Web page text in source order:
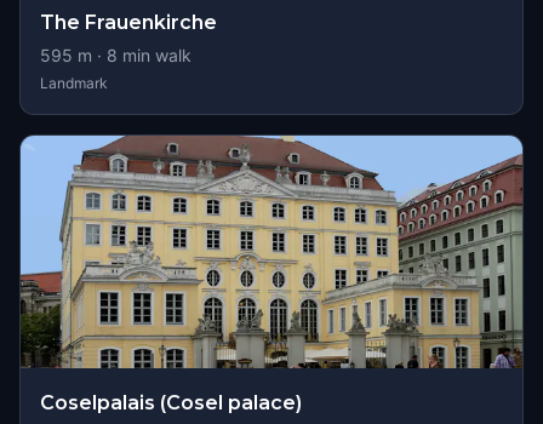
The Frauenkirche
595 m · 8 min walk
Landmark
Coselpalais (Cosel palace)